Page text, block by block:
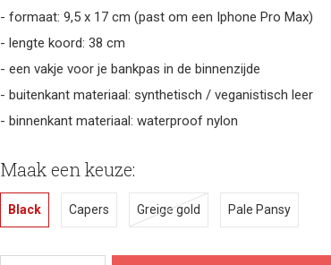
- formaat: 9,5 x 17 cm (past om een Iphone Pro Max)
- lengte koord: 38 cm
- een vakje voor je bankpas in de binnenzijde
- buitenkant materiaal: synthetisch / veganistisch leer
- binnenkant materiaal: waterproof nylon
Maak een keuze:
Black Capers Greige gold Pale Pansy